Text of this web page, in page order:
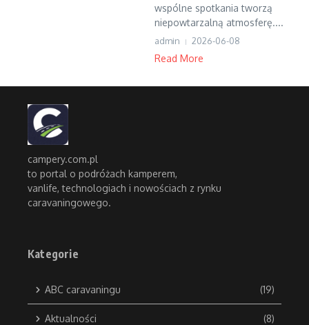
wspólne spotkania tworzą
niepowtarzalną atmosferę....
admin 2026-06-08
Read More
campery.com.pl
to portal o podróżach kamperem,
vanlife, technologiach i nowościach z rynku
caravaningowego.
Kategorie
ABC caravaningu (19)
Aktualności (8)